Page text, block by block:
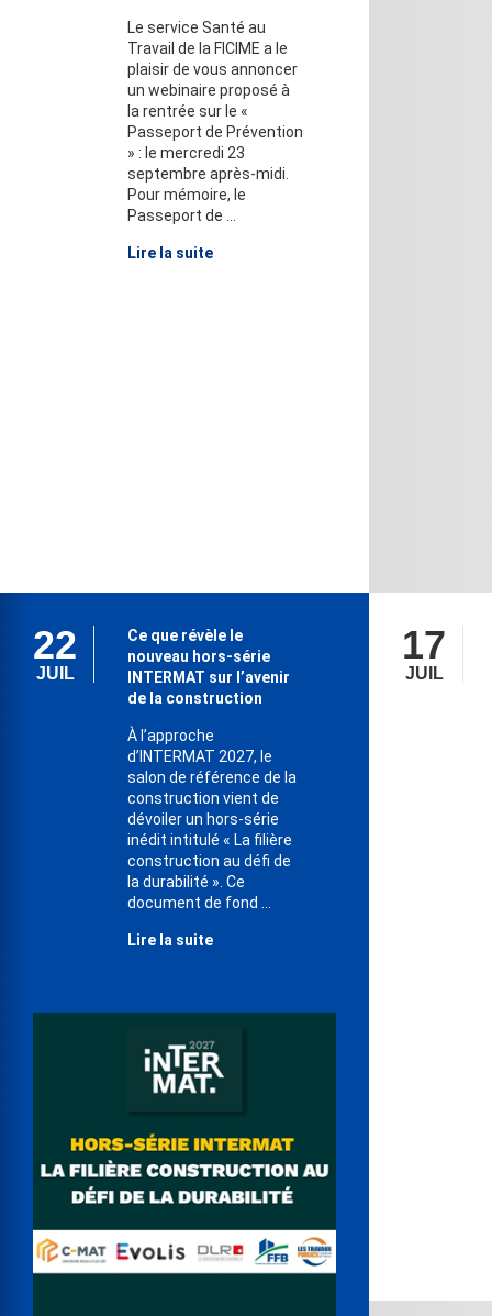
Le service Santé au
Travail de la FICIME a le
plaisir de vous annoncer
un webinaire proposé à
la rentrée sur le «
Passeport de Prévention
» : le mercredi 23
septembre après-midi.
Pour mémoire, le
Passeport de ...
Lire la suite
22
JUIL
Ce que révèle le
nouveau hors-série
INTERMAT sur l’avenir
de la construction
À l’approche
d’INTERMAT 2027, le
salon de référence de la
construction vient de
dévoiler un hors-série
inédit intitulé « La filière
construction au défi de
la durabilité ». Ce
document de fond ...
Lire la suite
17
JUIL